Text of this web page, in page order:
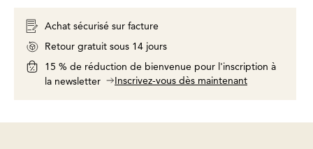
Achat sécurisé sur facture
Retour gratuit sous 14 jours
15 % de réduction de bienvenue pour l'inscription à
la newsletter
Inscrivez-vous dès maintenant